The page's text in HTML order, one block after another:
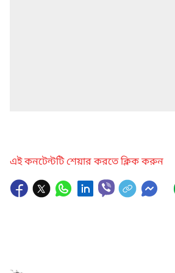
এই কনটেন্টটি শেয়ার করতে ক্লিক করুন